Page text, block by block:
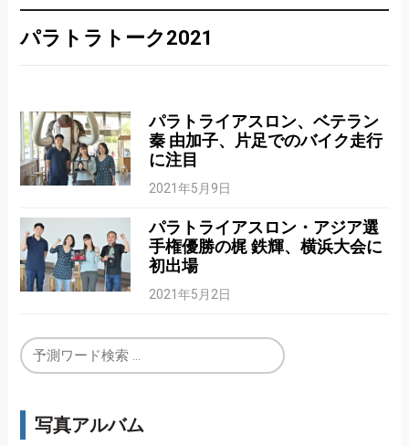
パラトラトーク2021
パラトライアスロン、ベテラン
秦 由加子、片足でのバイク走行
に注目
2021年5月9日
パラトライアスロン・アジア選
手権優勝の梶 鉄輝、横浜大会に
初出場
2021年5月2日
写真アルバム